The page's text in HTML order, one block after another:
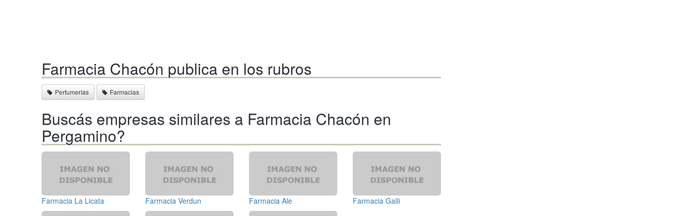
Farmacia Chacón publica en los rubros
Perfumerías Farmacias
Buscás empresas similares a Farmacia Chacón en
Pergamino?
Farmacia La Licata Farmacia Verdun Farmacia Ale Farmacia Galli